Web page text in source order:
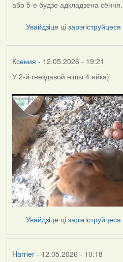
або 5-е будзе адкладзена сёння.
Увайдзіце цізарэгіструйцеся
Ксения - 12.05.2026 - 19:21
У 2-й гнездавой нішы 4 яйка)
Увайдзіце цізарэгіструйцеся
Harrier- 12.05.2026 - 10:18